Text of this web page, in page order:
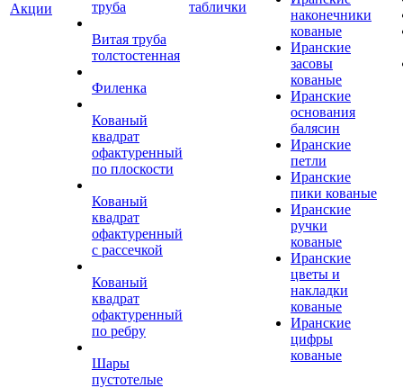
Акции
труба
Витая труба
толстостенная
Филенка
Кованый
квадрат
офактуренный
по плоскости
Кованый
квадрат
офактуренный
с рассечкой
Кованый
квадрат
офактуренный
по ребру
Шары
пустотелые
таблички
наконечники
кованые
Иранские
засовы
кованые
Иранские
основания
балясин
Иранские
петли
Иранские
пики кованые
Иранские
ручки
кованые
Иранские
цветы и
накладки
кованые
Иранские
цифры
кованые